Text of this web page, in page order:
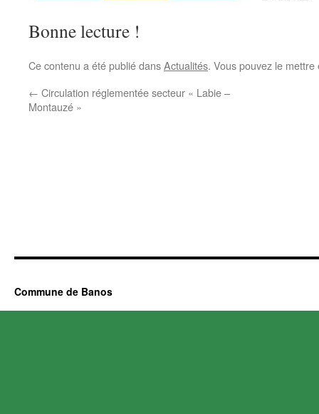
Bonne lecture !
Ce contenu a été publié dansActualités. Vous pouvez le
← Circulation réglementée secteur « Labie –
Montauzé »
Commune de Banos